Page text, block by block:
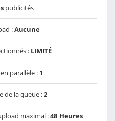
publicités
:Aucune
: LIMITÉ
parallèle : 1
de la queue :2
maximal :48 Heures